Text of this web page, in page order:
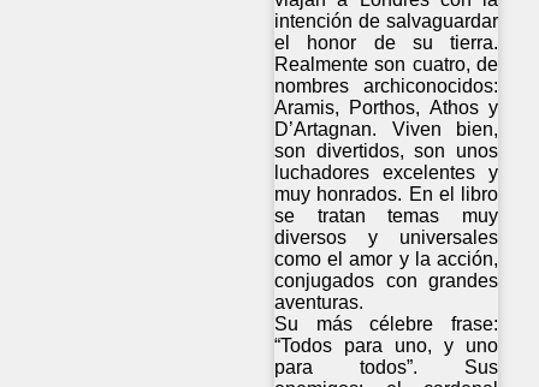
intención de salvaguardar
el honor de su tierra.
Realmente son cuatro, de
nombres archiconocidos:
Aramis, Porthos, Athos y
D’Artagnan. Viven bien,
son divertidos, son unos
luchadores excelentes y
muy honrados. En el libro
se tratan temas muy
diversos y universales
como el amor y la acción,
conjugados con grandes
aventuras.
Su más célebre frase:
“Todos para uno, y uno
para todos”. Sus